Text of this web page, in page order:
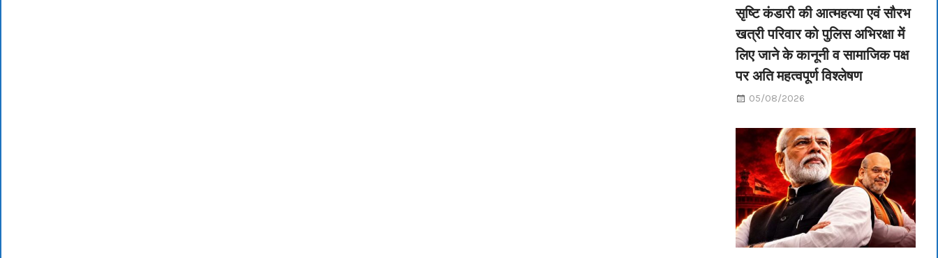
सृष्टि कंडारी की आत्महत्या एवं सौरभ
खत्री परिवार को पुलिस अभिरक्षा में
लिए जाने के कानूनी व सामाजिक पक्ष
पर अति महत्वपूर्ण विश्लेषण
05/08/2026